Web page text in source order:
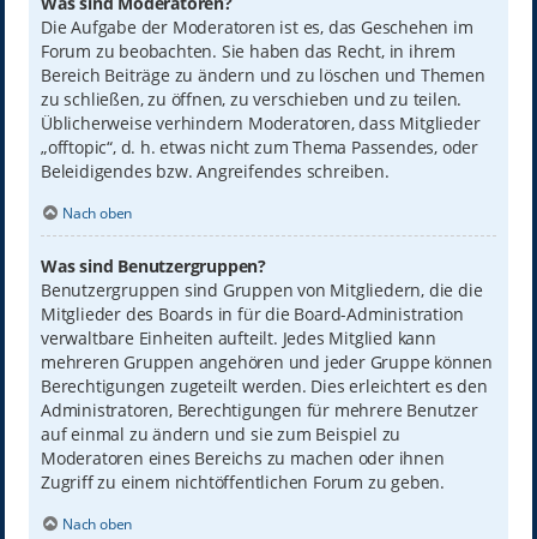
Die Aufgabe der Moderatoren ist es, das Geschehen im
Forum zu beobachten. Sie haben das Recht, in ihrem
Bereich Beiträge zu ändern und zu löschen und Themen
zu schließen, zu öffnen, zu verschieben und zu teilen.
Üblicherweise verhindern Moderatoren, dass Mitglieder
„offtopic“, d. h. etwas nicht zum Thema Passendes, oder
Beleidigendes bzw. Angreifendes schreiben.
Nach oben
Was sind Benutzergruppen?
Benutzergruppen sind Gruppen von Mitgliedern, die die
Mitglieder des Boards in für die Board-Administration
verwaltbare Einheiten aufteilt. Jedes Mitglied kann
mehreren Gruppen angehören und jeder Gruppe können
Berechtigungen zugeteilt werden. Dies erleichtert es den
Administratoren, Berechtigungen für mehrere Benutzer
auf einmal zu ändern und sie zum Beispiel zu
Moderatoren eines Bereichs zu machen oder ihnen
Zugriff zu einem nichtöffentlichen Forum zu geben.
Nach oben